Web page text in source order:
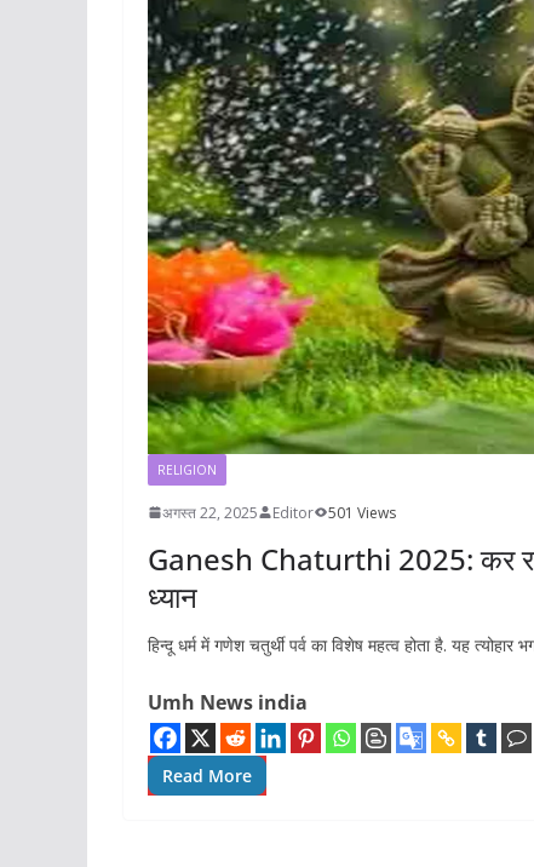
RELIGION
अगस्त 22, 2025 Editor 501 Views
Ganesh Chaturthi 2025: कर
ध्यान
हिन्दू धर्म में गणेश चतुर्थी पर्व का विशेष महत्व होता है. यह
Umh News india
Read More